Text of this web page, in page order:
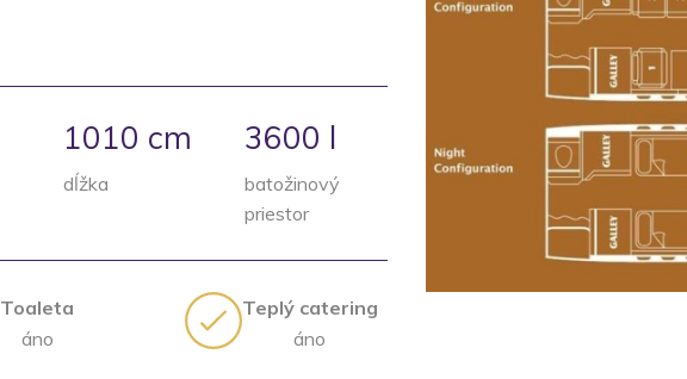
1010 cm
dĺžka
3600 l
batožinový
priestor
Toaleta
áno
Teplý catering
áno